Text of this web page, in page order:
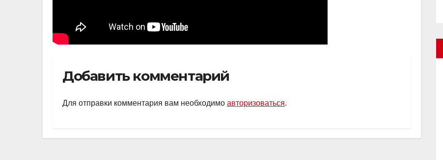
Добавить комментарий
Для отправки комментария вам необходимо авторизоваться.